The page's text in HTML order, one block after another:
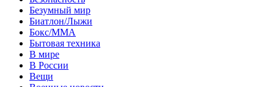
Безумный мир
Биатлон/Лыжи
Бокс/MMA
Бытовая техника
В мире
В России
Вещи